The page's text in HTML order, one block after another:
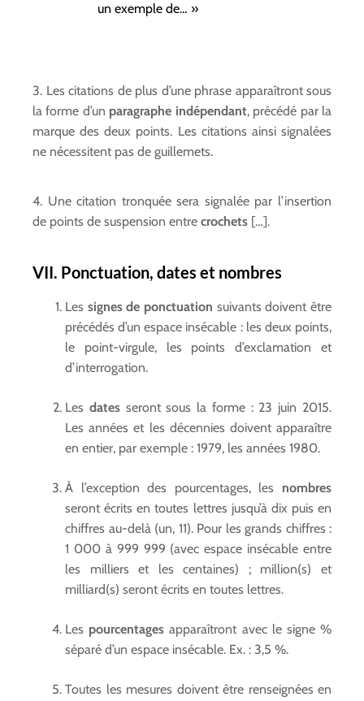
un exemple de… »
3. Les citations de plus d’une phrase apparaîtront sous
la forme d’un paragraphe indépendant, précédé par la
marque des deux points. Les citations ainsi signalées
ne nécessitent pas de guillemets.
4. Une citation tronquée sera signalée par l’insertion
de points de suspension entre crochets […].
VII. Ponctuation, dates et nombres
Les signes de ponctuation suivants doivent être
précédés d’un espace insécable : les deux points,
le point-virgule, les points d’exclamation et
d’interrogation.
Les datesseront sous la forme : 23 juin 2015.
Les années et les décennies doivent apparaître
en entier, par exemple : 1979, les années 1980.
À l’exception des pourcentages, les nombres
seront écrits en toutes lettres jusqu’à dix puis en
chiffres au-delà (un, 11). Pour les grands chiffres :
1 000 à 999 999 (avec espace insécable entre
les milliers et les centaines) ; million(s) et
milliard(s) seront écrits en toutes lettres.
Les pourcentages apparaîtront avec le signe %
séparé d’un espace insécable. Ex. : 3,5 %.
Toutes les mesures doivent être renseignées en